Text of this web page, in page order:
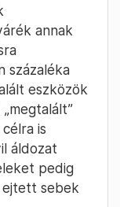
annak
százaléka
eszközök
is
áldozat
pedig
ejtett sebek